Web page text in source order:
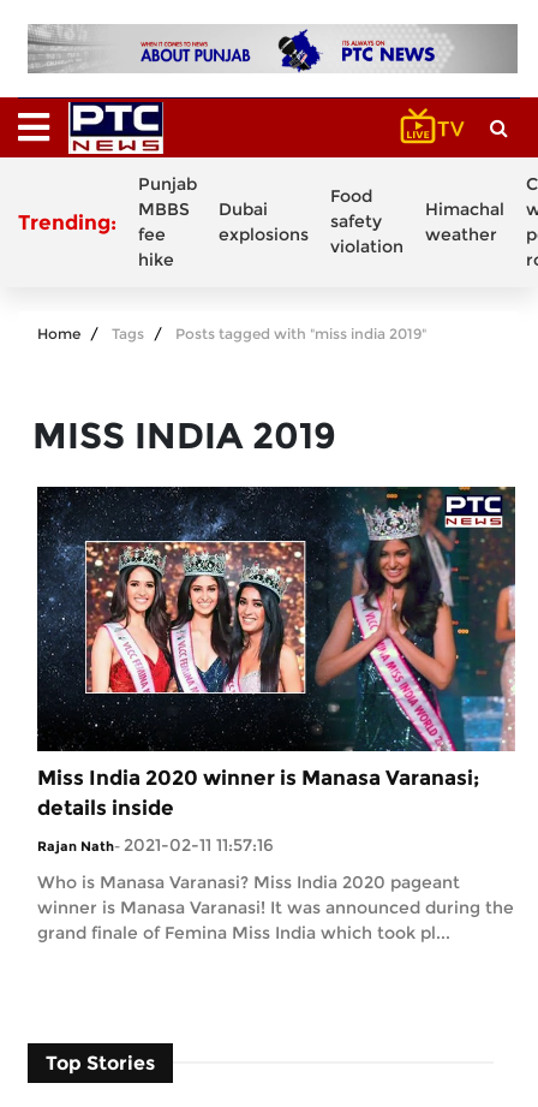
Trending:
Punjab
MBBS
fee
hike
Dubai
explosions
Food
safety
violation
Himachal
weather
Home Tags Posts tagged with "miss india 2019"
MISS INDIA 2019
Miss India 2020 winner is Manasa Varanasi;
details inside
Rajan Nath- 2021-02-11 11:57:16
Who is Manasa Varanasi? Miss India 2020 pageant
winner is Manasa Varanasi! It was announced during the
grand finale of Femina Miss India which took pl...
Top Stories